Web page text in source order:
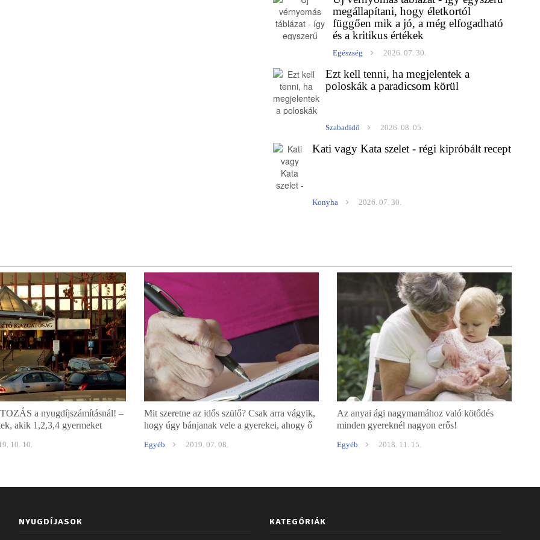
megállapítani, hogy életkortól
függően mik a jó, a még elfogadható
és a kritikus értékek
Egészség 2026. 07. 30.
Ezt kell tenni, ha megjelentek a
poloskák a paradicsom körül
Szabadidő 2026. 08. 05.
Kati vagy Kata szelet - régi kipróbált recept
Konyha 2026. 07. 30.
a nyugdíjszámításnál! –
akik 1,2,3,4 gyermeket
10. 10.
Mit szeretne az idős szülő? Csak arra vágyik,
hogy úgy bánjanak vele a gyerekei, ahogy ő
Egyéb 2019. 07. 08.
Az anyai ági nagymamához való kötődés
minden gyereknél nagyon erős!
Egyéb 2018. 11. 15.
NYUGDÍJASOK KATEGÓRIÁK